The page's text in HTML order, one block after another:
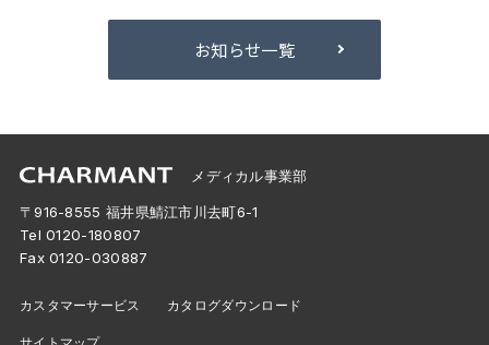
お知らせ一覧
メディカル事業部
〒916-8555 福井県鯖江市川去町6-1
Tel0120-180807
Fax 0120-030887
カスタマーサービス カタログダウンロード